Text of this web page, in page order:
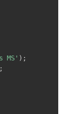
MS' ) ;